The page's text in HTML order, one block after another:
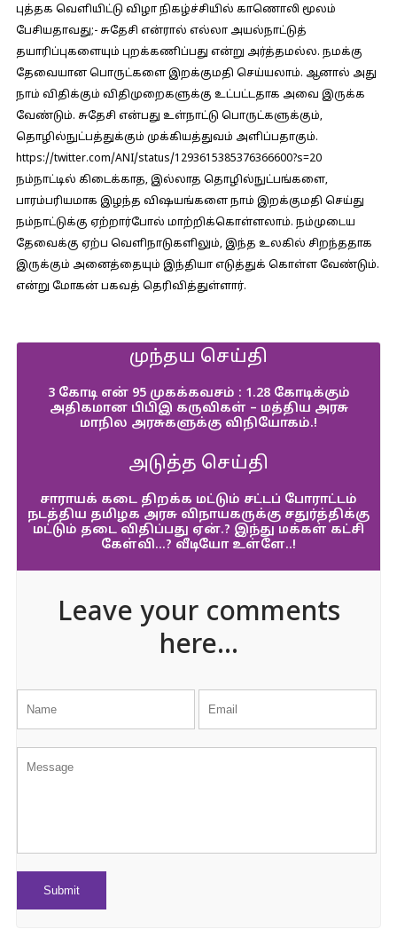
புத்தக வெளியிட்டு விழா நிகழ்ச்சியில் காணொலி மூலம்
பேசியதாவது;- சுதேசி என்ரால் எல்லா அயல்நாட்டுத்
தயாரிப்புகளையும் புறக்கணிப்பது என்று அர்த்தமல்ல. நமக்கு
தேவையான பொருட்களை இறக்குமதி செய்யலாம். ஆனால் அது
நாம் விதிக்கும் விதிமுறைகளுக்கு உட்பட்டதாக அவை இருக்க
வேண்டும். சுதேசி என்பது உள்நாட்டு பொருட்களுக்கும்,
தொழில்நுட்பத்துக்கும் முக்கியத்துவம் அளிப்பதாகும்.
https://twitter.com/ANI/status/1293615385376366600?s=20
நம்நாட்டில் கிடைக்காத, இல்லாத தொழில்நுட்பங்களை,
பாரம்பரியமாக இழந்த விஷயங்களை நாம் இறக்குமதி செய்து
நம்நாட்டுக்கு ஏற்றார்போல் மாற்றிக்கொள்ளலாம். நம்முடைய
தேவைக்கு ஏற்ப வெளிநாடுகளிலும், இந்த உலகில் சிறந்ததாக
இருக்கும் அனைத்தையும் இந்தியா எடுத்துக் கொள்ள வேண்டும்.
என்று மோகன் பகவத் தெரிவித்துள்ளார்.
முந்தய செய்தி
3 கோடி என் 95 முகக்கவசம் : 1.28 கோடிக்கும்
அதிகமான பிபிஇ கருவிகள் – மத்திய அரசு
மாநில அரசுகளுக்கு விநியோகம்.!
அடுத்த செய்தி
சாராயக் கடை திறக்க மட்டும் சட்டப் போராட்டம்
நடத்திய தமிழக அரசு விநாயகருக்கு சதுர்த்திக்கு
மட்டும் தடை விதிப்பது ஏன்.? இந்து மக்கள் கட்சி
கேள்வி…? வீடியோ உள்ளே..!
Leave your comments
here...